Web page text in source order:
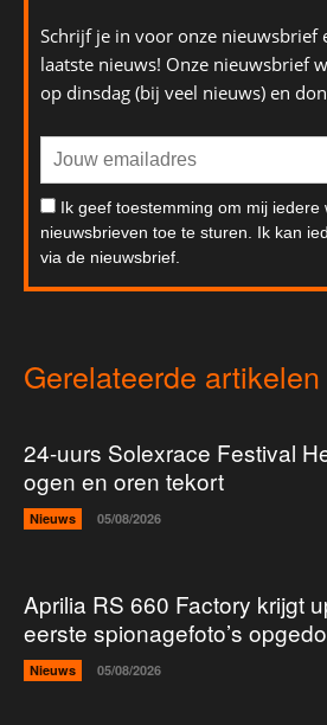
Schrijf je in voor onze nieuwsbrief
laatste nieuws! Onze nieuwsbrief
op dinsdag (bij veel nieuws) en
Ik geef toestemming om mij iedere
nieuwsbrieven toe te sturen. Ik kan
via de nieuwsbrief.
Gerelateerde artikelen
24-uurs Solexrace Festival
ogen en oren tekort
Nieuws 05/08/2026
Aprilia RS 660 Factory krijgt
eerste spionagefoto’s
Nieuws 05/08/2026